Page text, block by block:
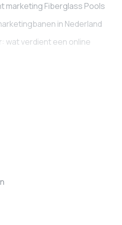
marketing Fiberglass Pools
in Nederland
wat verdient een online